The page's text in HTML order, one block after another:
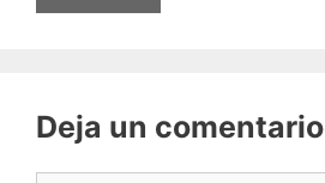
Deja un comentario